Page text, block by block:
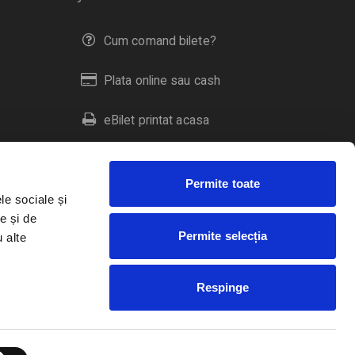
sociale și
și de
alte
Permite toate
Permite selecția
Respinge
Cum comand bilete?
Plata online sau cash
eBilet printat acasa
Livrare prin curier
Duplicare bilete